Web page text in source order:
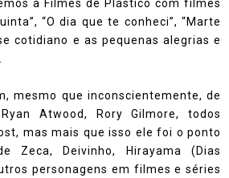
a Filmes de Plástico com filmes
“O dia que te conheci”, “Marte
cotidiano e as pequenas alegrias e
mesmo que inconscientemente, de
Atwood, Rory Gilmore, todos
mas mais que isso ele foi o ponto
Zeca, Deivinho, Hirayama (Dias
personagens em filmes e séries